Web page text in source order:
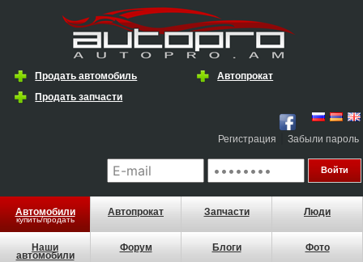
Продать автомобиль
Автопрокат
Продать запчасти
Регистрация Забыли пароль
Автомобили
купить/продать
Автопрокат Запчасти Люди
Наши
автомобили
Форум Блоги Фото